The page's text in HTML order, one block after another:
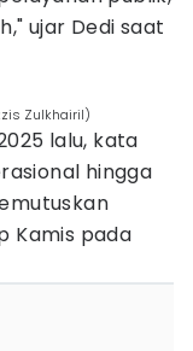
ujar Dedi saat
Zulkhairil)
lalu, kata
hingga
Kamis pada